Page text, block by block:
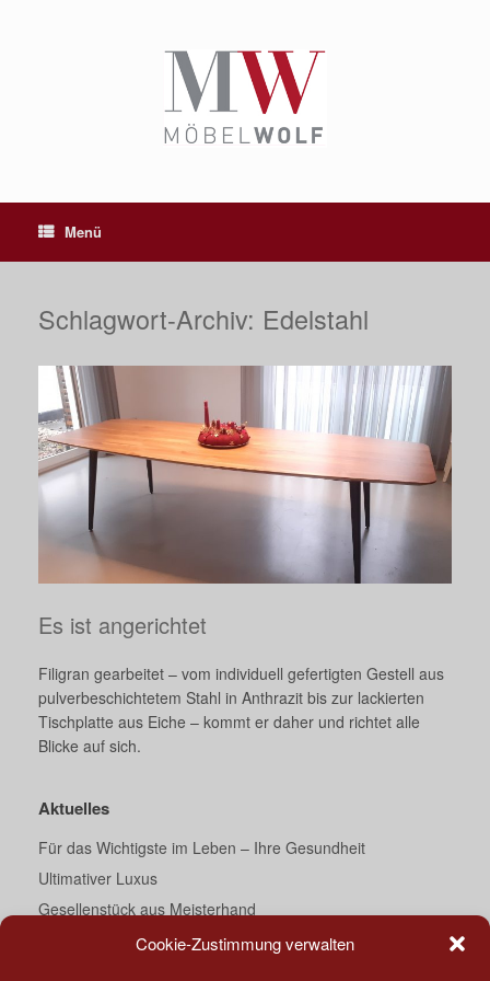
Cookie-Zustimmung verwalten
Menü
Schlagwort-Archiv: Edelstahl
Es ist angerichtet
Filigran gearbeitet – vom individuell gefertigten Gestell aus
pulverbeschichtetem Stahl in Anthrazit bis zur lackierten
Tischplatte aus Eiche – kommt er daher und richtet alle
Blicke auf sich.
Aktuelles
Für das Wichtigste im Leben – Ihre Gesundheit
Ultimativer Luxus
Gesellenstück aus Meisterhand
Ein Traum von Bad